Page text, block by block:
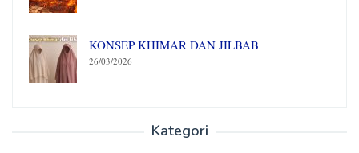
KONSEP KHIMAR DAN JILBAB
26/03/2026
Kategori